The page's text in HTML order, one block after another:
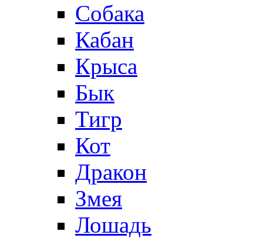
Собака
Кабан
Крыса
Бык
Тигр
Кот
Дракон
Змея
Лошадь